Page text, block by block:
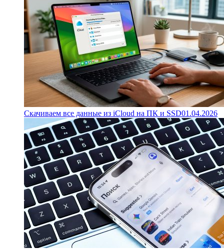
Скачиваем все данные из iCloud на ПК и SSD01.04.2026